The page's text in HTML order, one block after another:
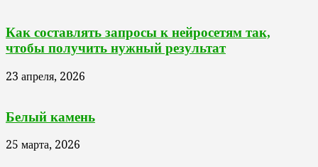
Как составлять запросы к нейросетям так,
чтобы получить нужный результат
23 апреля, 2026
Белый камень
25 марта, 2026